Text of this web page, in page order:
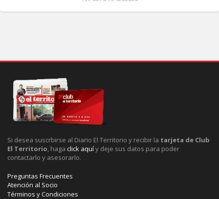
Si desea suscrbirse al Diario El Territorio y recibir la tarjeta de Club
El Territorio , haga click aquíy deje sus datos para poder
contactarlo y asesorarlo.
Preguntas Frecuentes
Atención al Socio
Términos y Condiciones